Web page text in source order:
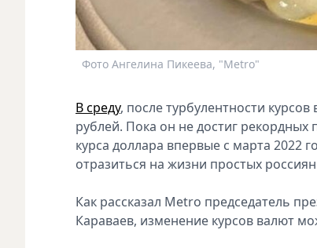
Фото Ангелина Пикеева, "Metro"
В среду, после турбулентности
рублей. Пока он не достиг
курса доллара впервые с марта 2022
отразиться на жизни простых
Как рассказал Metro председатель
Караваев, изменение курсов валют